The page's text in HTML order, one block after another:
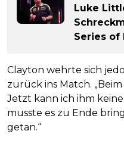
Luke
Series of
Clayton wehrte sich
zurück ins Match.
Jetzt kann ich ihm
musste es zu Ende
getan.“